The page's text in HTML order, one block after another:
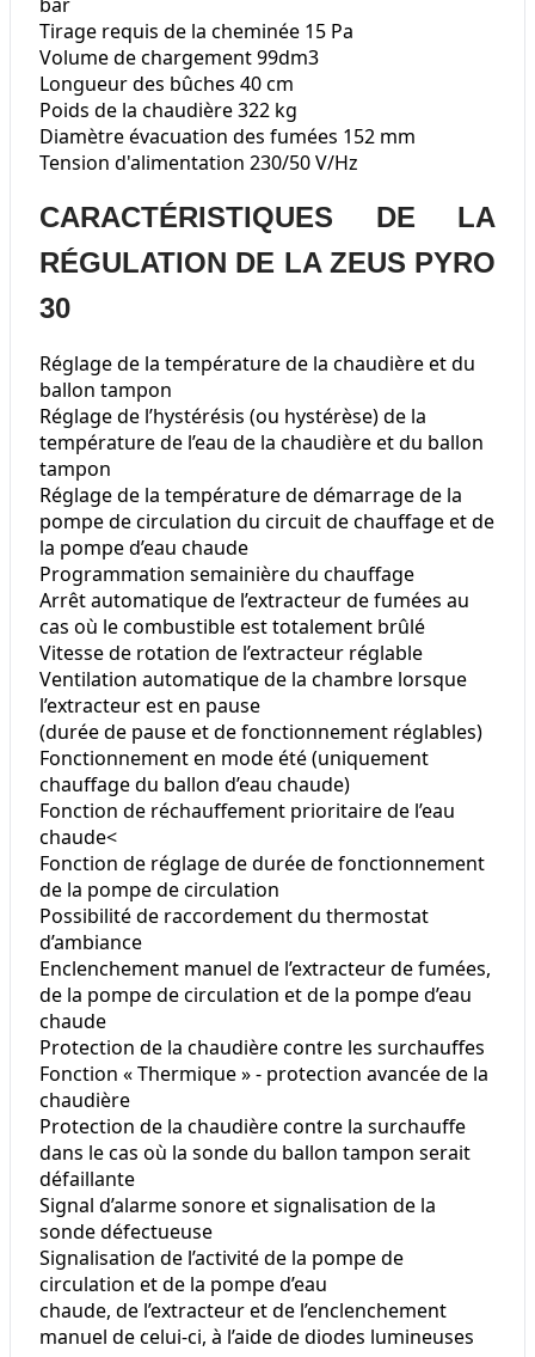
Tirage requis de la cheminée 15 Pa
Volume de chargement 99dm3
Longueur des bûches 40 cm
Poids de la chaudière 322 kg
Diamètre évacuation des fumées 152 mm
Tension d'alimentation 230/50 V/Hz
CARACTÉRISTIQUES DE LA
RÉGULATION DE LA ZEUS PYRO
30
Réglage de la température de la chaudière et du
ballon tampon
Réglage de l’hystérésis (ou hystérèse) de la
température de l’eau de la chaudière et du ballon
tampon
Réglage de la température de démarrage de la
pompe de circulation du circuit de chauffage et de
la pompe d’eau chaude
Programmation semainière du chauffage
Arrêt automatique de l’extracteur de fumées au
cas où le combustible est totalement brûlé
Vitesse de rotation de l’extracteur réglable
Ventilation automatique de la chambre lorsque
l’extracteur est en pause
(durée de pause et de fonctionnement réglables)
Fonctionnement en mode été (uniquement
chauffage du ballon d’eau chaude)
Fonction de réchauffement prioritaire de l’eau
chaude<
Fonction de réglage de durée de fonctionnement
de la pompe de circulation
Possibilité de raccordement du thermostat
d’ambiance
Enclenchement manuel de l’extracteur de fumées,
de la pompe de circulation et de la pompe d’eau
chaude
Protection de la chaudière contre les surchauffes
Fonction « Thermique » - protection avancée de la
chaudière
Protection de la chaudière contre la surchauffe
dans le cas où la sonde du ballon tampon serait
défaillante
Signal d’alarme sonore et signalisation de la
sonde défectueuse
Signalisation de l’activité de la pompe de
circulation et de la pompe d’eau
chaude, de l’extracteur et de l’enclenchement
manuel de celui-ci, à l’aide de diodes lumineuses